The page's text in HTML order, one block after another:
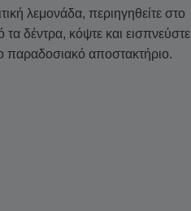
λεμονάδα, περιηγηθείτε στο
τα δέντρα, κόψτε και εισπνεύστε
παραδοσιακό αποστακτήριο.
αντικειμένων.